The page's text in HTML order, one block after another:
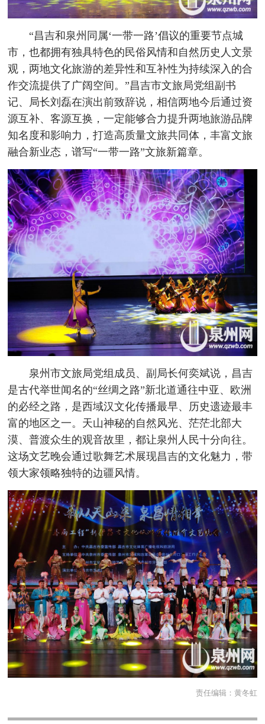
“昌吉和泉州同属‘一带一路’倡议的重要节点城
市，也都拥有独具特色的民俗风情和自然历史人文景
观，两地文化旅游的差异性和互补性为持续深入的合
作交流提供了广阔空间。”昌吉市文旅局党组副书
记、局长刘磊在演出前致辞说，相信两地今后通过资
源互补、客源互换，一定能够合力提升两地旅游品牌
知名度和影响力，打造高质量文旅共同体，丰富文旅
融合新业态，谱写“一带一路”文旅新篇章。
泉州市文旅局党组成员、副局长何奕斌说，昌吉
是古代举世闻名的“丝绸之路”新北道通往中亚、欧洲
的必经之路，是西域汉文化传播最早、历史遗迹最丰
富的地区之一。天山神秘的自然风光、茫茫北部大
漠、普渡众生的观音故里，都让泉州人民十分向往。
这场文艺晚会通过歌舞艺术展现昌吉的文化魅力，带
领大家领略独特的边疆风情。
责任编辑： 黄冬虹